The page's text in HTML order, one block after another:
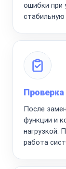
ошибки при
стабильную
После
функции и
нагрузкой.
работа